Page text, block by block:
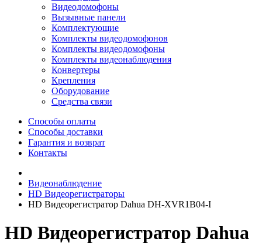
Видеодомофоны
Вызывные панели
Комплектующие
Комплекты видеодомофонов
Комплекты видеодомофоны
Комплекты видеонаблюдения
Конвертеры
Крепления
Оборудование
Средства связи
Способы оплаты
Способы доставки
Гарантия и возврат
Контакты
Видеонаблюдение
HD Видеорегистраторы
HD Видеорегистратор Dahua DH-XVR1B04-I
HD Видеорегистратор Dahua